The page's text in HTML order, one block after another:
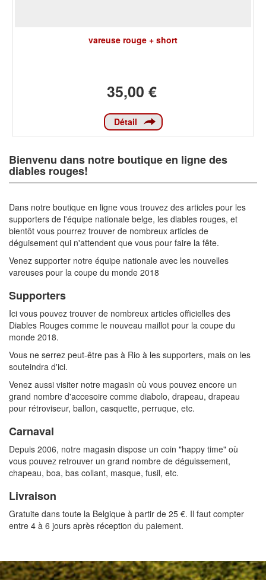
vareuse rouge + short
35,00 €
Détail
Bienvenu dans notre boutique en ligne des
diables rouges!
Dans notre boutique en ligne vous trouvez des articles pour les
supporters de l'équipe nationale belge, les diables rouges, et
bientôt vous pourrez trouver de nombreux articles de
déguisement qui n'attendent que vous pour faire la fête.
Venez supporter notre équipe nationale avec les nouvelles
vareuses pour la coupe du monde 2018
Supporters
Ici vous pouvez trouver de nombreux articles officielles des
Diables Rouges comme le nouveau maillot pour la coupe du
monde 2018.
Vous ne serrez peut-être pas à Rio à les supporters, mais on les
souteindra d'ici.
Venez aussi visiter notre magasin où vous pouvez encore un
grand nombre d'accesoire comme diabolo, drapeau, drapeau
pour rétroviseur, ballon, casquette, perruque, etc.
Carnaval
Depuis 2006, notre magasin dispose un coin "happy time" où
vous pouvez retrouver un grand nombre de déguissement,
chapeau, boa, bas collant, masque, fusil, etc.
Livraison
Gratuite dans toute la Belgique à partir de 25 €. Il faut compter
entre 4 à 6 jours après réception du paiement.